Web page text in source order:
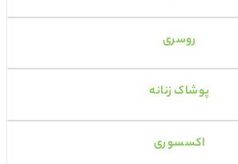
روسری
پوشاک زنانه
اکسسوری